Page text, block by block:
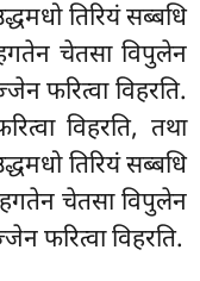
तिरियं सब्बधि
चेतसा विपुलेन
फरित्वा विहरति.
विहरति, तथा
तिरियं सब्बधि
चेतसा विपुलेन
फरित्वा विहरति.